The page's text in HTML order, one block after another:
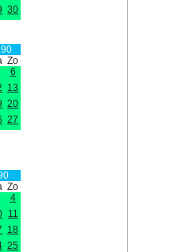
30
Zo
6
13
20
27
Zo
4
11
18
25